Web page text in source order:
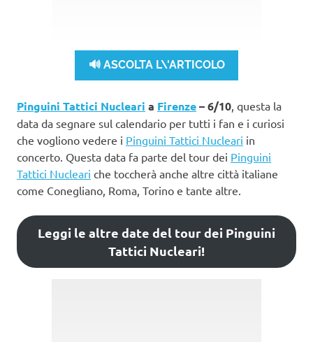
🔊 ASCOLTA L\'ARTICOLO
Pinguini Tattici Nucleari a Firenze– 6/10 , questa la
data da segnare sul calendario per tutti i fan e i curiosi
che vogliono vedere i Pinguini Tattici Nucleari in
concerto. Questa data fa parte del tour dei Pinguini
Tattici Nucleari che toccherà anche altre città italiane
come Conegliano, Roma, Torino e tante altre.
Leggi le altre date del tour dei Pinguini
Tattici Nucleari!